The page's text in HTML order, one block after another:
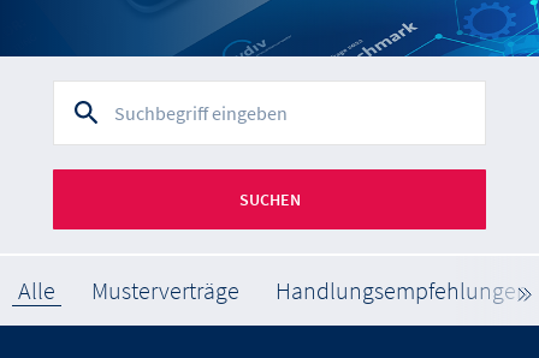
SUCHEN
Alle Musterverträge Handlungsempfehlungen